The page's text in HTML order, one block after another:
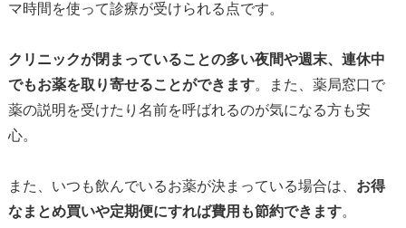
マ時間を使って診療が受けられる点です。
クリニックが閉まっていることの多い夜間や週末、連休中
でもお薬を取り寄せることができます。また、薬局窓口で
薬の説明を受けたり名前を呼ばれるのが気になる方も安
心。
また、いつも飲んでいるお薬が決まっている場合は、 お得
なまとめ買いや定期便にすれば費用も節約できます。